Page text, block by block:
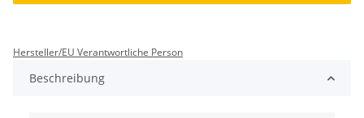
Hersteller/EU Verantwortliche Person
Beschreibung